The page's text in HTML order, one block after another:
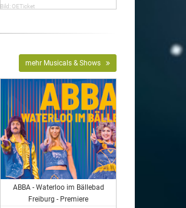
Bild: OETicket
mehr Musicals & Shows
ABBA - Waterloo im Bällebad
Freiburg - Premiere